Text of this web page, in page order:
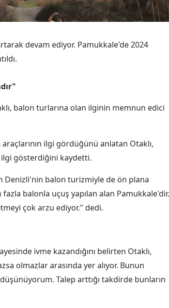
Kırşehir
Mardin
Muş
Nevşehir
Ordu
devam ediyor. Pamukkale'de 2024
balon turlarına olan ilginin memnun edici
ilgi gördüğünü anlatan Otaklı,
ilgi gösterdiğini kaydetti.
Denizli'nin balon turizmiyle de ön plana
fazla balonla uçuş yapılan alan Pamukkale'dir.
çok arzu ediyor." dedi.
ivme kazandığını belirten Otaklı,
olmazlar arasında yer alıyor. Bunun
Talep arttığı takdirde bunların